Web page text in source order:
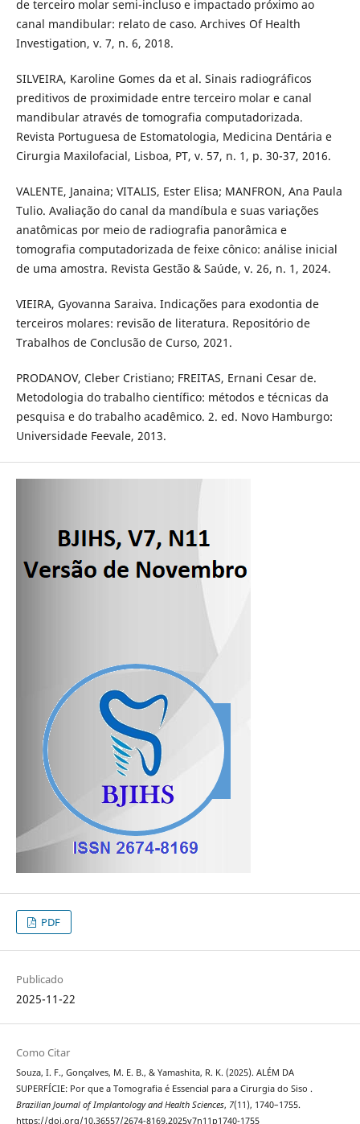
de terceiro molar semi-incluso e impactado próximo ao
canal mandibular: relato de caso. Archives Of Health
Investigation, v. 7, n. 6, 2018.
SILVEIRA, Karoline Gomes da et al. Sinais radiográficos
preditivos de proximidade entre terceiro molar e canal
mandibular através de tomografia computadorizada.
Revista Portuguesa de Estomatologia, Medicina Dentária e
Cirurgia Maxilofacial, Lisboa, PT, v. 57, n. 1, p. 30-37, 2016.
VALENTE, Janaina; VITALIS, Ester Elisa; MANFRON, Ana Paula
Tulio. Avaliação do canal da mandíbula e suas variações
anatômicas por meio de radiografia panorâmica e
tomografia computadorizada de feixe cônico: análise inicial
de uma amostra. Revista Gestão & Saúde, v. 26, n. 1, 2024.
VIEIRA, Gyovanna Saraiva. Indicações para exodontia de
terceiros molares: revisão de literatura. Repositório de
Trabalhos de Conclusão de Curso, 2021.
PRODANOV, Cleber Cristiano; FREITAS, Ernani Cesar de.
Metodologia do trabalho científico: métodos e técnicas da
pesquisa e do trabalho acadêmico. 2. ed. Novo Hamburgo:
Universidade Feevale, 2013.
PDF
Publicado
2025-11-22
Como Citar
Souza, I. F., Gonçalves, M. E. B., & Yamashita, R. K. (2025). ALÉM DA
SUPERFÍCIE: Por que a Tomografia é Essencial para a Cirurgia do Siso .
Brazilian Journal of Implantology and Health Sciences, 7(11), 1740–1755.
https://doi.org/10.36557/2674-8169.2025v7n11p1740-1755